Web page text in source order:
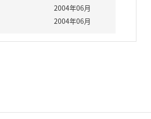
2004年06月
2004年06月